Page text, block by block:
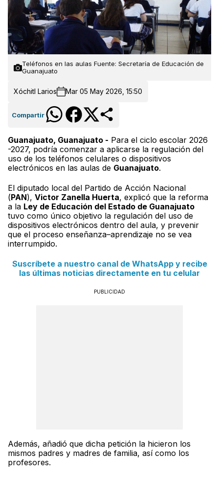
Teléfonos en las aulas Fuente: Secretaría de Educación de
Guanajuato
Xóchitl Larios Mar 05 May 2026, 15:50
Compartir
Guanajuato, Guanajuato - Para el ciclo escolar 2026
-2027, podría comenzar a aplicarse la regulación del
uso de los teléfonos celulares o dispositivos
electrónicos en las aulas de Guanajuato.
El diputado local del Partido de Acción Nacional
(PAN), Victor Zanella Huerta, explicó que la reforma
a la Ley de Educación del Estado de Guanajuato
tuvo como único objetivo la regulación del uso de
dispositivos electrónicos dentro del aula, y prevenir
que el proceso enseñanza–aprendizaje no se vea
interrumpido.
Suscríbete a nuestro canal de WhatsApp y recibe
las últimas noticias directamente en tu celular
PUBLICIDAD
Además, añadió que dicha petición la hicieron los
mismos padres y madres de familia, así como los
profesores.